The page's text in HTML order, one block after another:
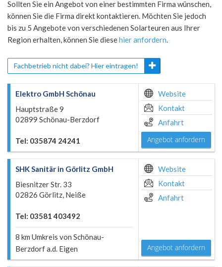
Sollten Sie ein Angebot von einer bestimmten Firma wünschen,
können Sie die Firma direkt kontaktieren. Möchten Sie jedoch
bis zu 5 Angebote von verschiedenen Solarteuren aus Ihrer
Region erhalten, können Sie diesehier anfordern.
Fachbetrieb nicht dabei? Hier eintragen!
Elektro GmbH Schönau
Hauptstraße 9
02899 Schönau-Berzdorf
Tel: 035874 24241
Website
Kontakt
Anfahrt
Angebot anfordern
SHK Sanitär in Görlitz GmbH
Biesnitzer Str. 33
02826 Görlitz, Neiße
Tel: 03581 403492
8 km Umkreis von Schönau-
Berzdorf a.d. Eigen
Website
Kontakt
Anfahrt
Angebot anfordern